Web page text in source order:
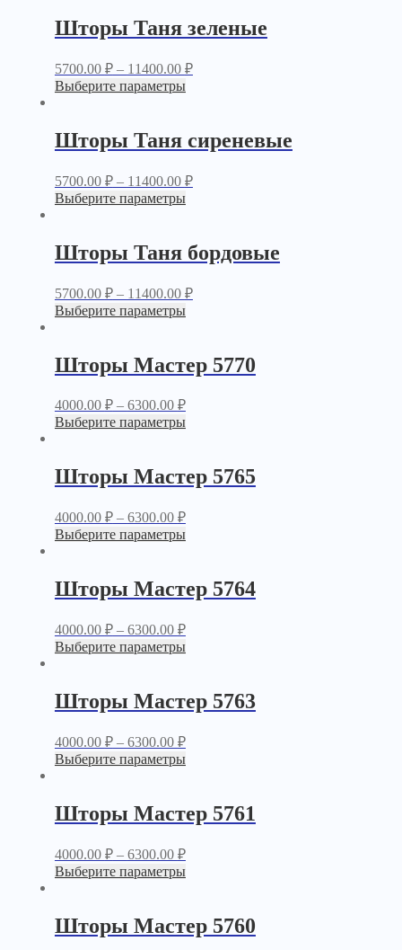
Шторы Таня зеленые
5700.00 ₽– 11400.00 ₽
Выберите параметры
Шторы Таня сиреневые
5700.00 ₽– 11400.00 ₽
Выберите параметры
Шторы Таня бордовые
5700.00 ₽– 11400.00 ₽
Выберите параметры
Шторы Мастер 5770
4000.00 ₽– 6300.00 ₽
Выберите параметры
Шторы Мастер 5765
4000.00 ₽– 6300.00 ₽
Выберите параметры
Шторы Мастер 5764
4000.00 ₽– 6300.00 ₽
Выберите параметры
Шторы Мастер 5763
4000.00 ₽– 6300.00 ₽
Выберите параметры
Шторы Мастер 5761
4000.00 ₽– 6300.00 ₽
Выберите параметры
Шторы Мастер 5760